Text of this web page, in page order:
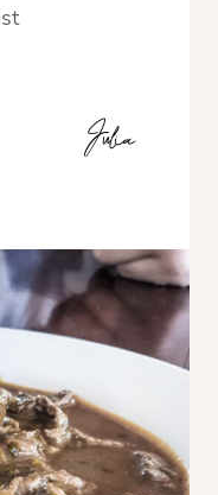
Julia